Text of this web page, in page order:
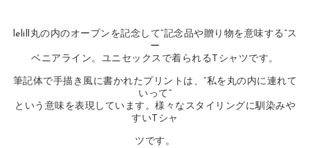
lelill丸の内のオープンを記念して“記念品や贈り物を意味する”ス
ー
ベニアライン。ユニセックスで着られるTシャツです。
筆記体で手描き風に書かれたプリントは、“私を丸の内に連れて
いって”
という意味を表現しています。様々なスタイリングに馴染みや
すいTシャ
ツです。